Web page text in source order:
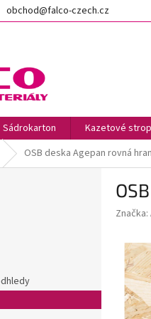
obchod@falco-czech.cz
Sádrokarton Kazetové
OSB deska Agepan rovná
Značka: